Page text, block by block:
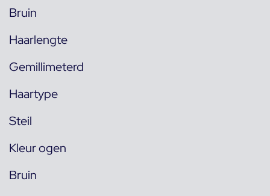
Bruin
Haarlengte
Gemillimeterd
Haartype
Steil
Kleur ogen
Bruin